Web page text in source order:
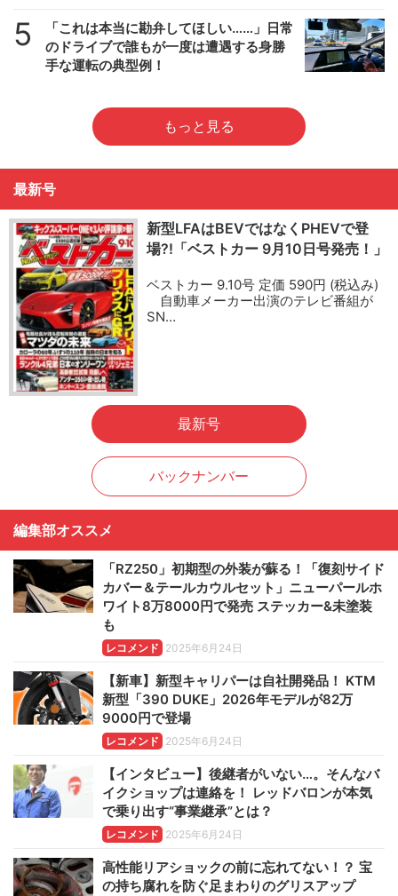
5
「これは本当に勘弁してほしい……」日常
のドライブで誰もが一度は遭遇する身勝
手な運転の典型例！
もっと見る
最新号
新型LFAはBEVではなくPHEVで登
場?!「ベストカー 9月10日号発売！」
ベストカー 9.10号 定価 590円 (税込み)
自動車メーカー出演のテレビ番組が
SN…
最新号
バックナンバー
編集部オススメ
「RZ250」初期型の外装が蘇る！「復刻サイド
カバー＆テールカウルセット」ニューパールホ
ワイト8万8000円で発売 ステッカー&未塗装
も
レコメンド 2025年6月24日
【新車】新型キャリパーは自社開発品！ KTM
新型「390 DUKE」2026年モデルが82万
9000円で登場
レコメンド 2025年6月24日
【インタビュー】後継者がいない…。そんなバ
イクショップは連絡を！ レッドバロンが本気
で乗り出す“事業継承”とは？
レコメンド 2025年6月24日
高性能リアショックの前に忘れてない！？ 宝
の持ち腐れを防ぐ足まわりのグリスアップ